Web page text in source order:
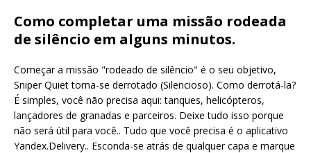
Como completar uma missão rodeada
de silêncio em alguns minutos.
Começar a missão "rodeado de silêncio" é o seu objetivo,
Sniper Quiet torna-se derrotado (Silencioso). Como derrotá-la?
É simples, você não precisa aqui: tanques, helicópteros,
lançadores de granadas e parceiros. Deixe tudo isso porque
não será útil para você.. Tudo que você precisa é o aplicativo
Yandex.Delivery.. Esconda-se atrás de qualquer capa e marque